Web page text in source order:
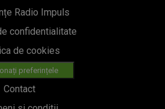
Radio Impuls
confidentialitate
de cookies
preferințele
Contact